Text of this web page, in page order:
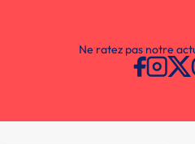
Ne ratez pas notre